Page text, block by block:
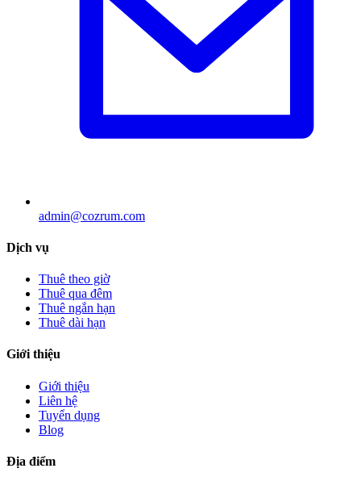
admin@cozrum.com
Dịch vụ
Thuê theo giờ
Thuê qua đêm
Thuê ngắn hạn
Thuê dài hạn
Giới thiệu
Giới thiệu
Liên hệ
Tuyển dụng
Blog
Địa điểm